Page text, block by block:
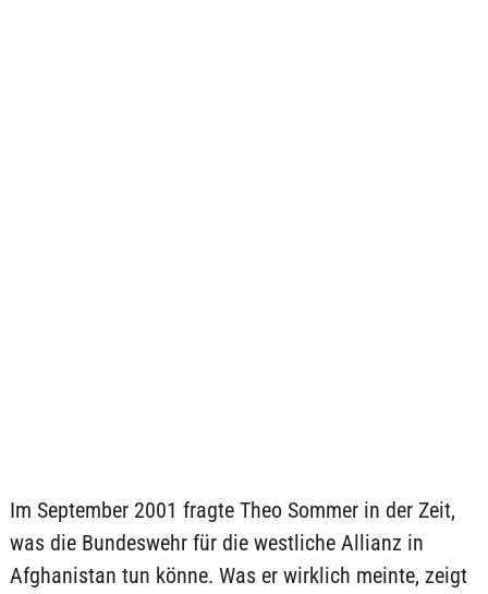
Im September 2001 fragte Theo Sommer in der Zeit,
was die Bundeswehr für die westliche Allianz in
Afghanistan tun könne. Was er wirklich meinte, zeigt